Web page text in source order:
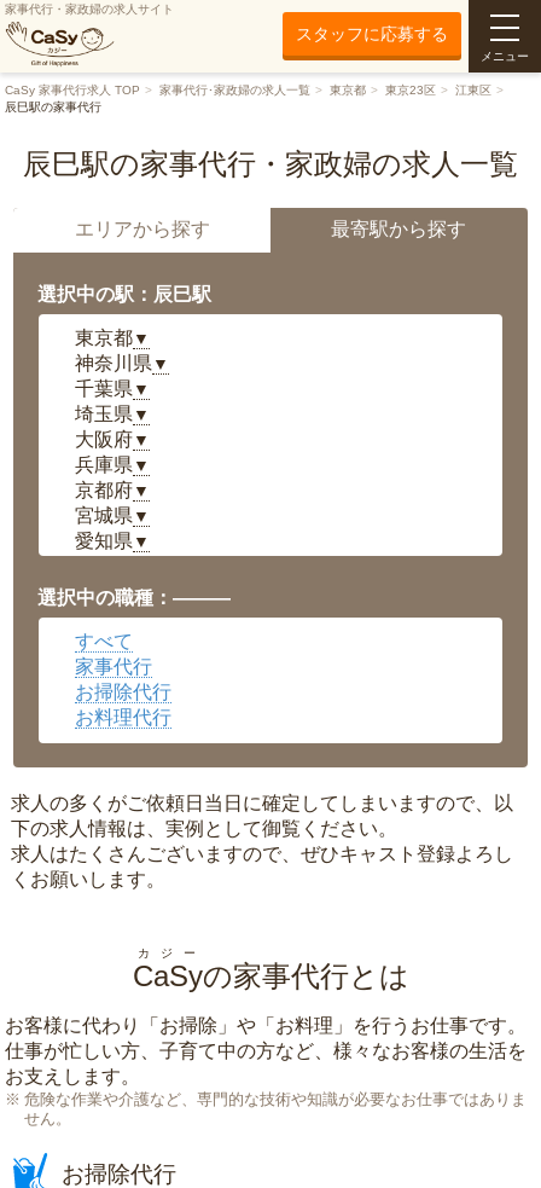
家事代行・家政婦の求人サイト
スタッフに応募する
メニュー
CaSy 家事代行求人 TOP 家事代行･家政婦の求人一覧 東京都 東京23区
江東区
辰巳駅の家事代行
辰巳駅の家事代行・家政婦の求人一覧
エリアから探す 最寄駅から探す
選択中の駅：辰巳駅
東京都▼
神奈川県 ▼
千葉県 ▼
埼玉県 ▼
大阪府▼
兵庫県 ▼
京都府▼
宮城県 ▼
愛知県 ▼
岡山県▼
広島県▼
沖縄県
選択中の職種：———
すべて
家事代行
お掃除代行
お料理代行
求人の多くがご依頼日当日に確定してしまいますので、以
下の求人情報は、実例として御覧ください。
求人はたくさんございますので、ぜひキャスト登録よろし
くお願いします。
CaSy
カジー
の家事代行とは
お客様に代わり「 お掃除 」や「 お料理 」を行うお仕事です。
仕事が忙しい方、子育て中の方など、様々なお客様の生活を
お支えします。
危険な作業や介護など、専門的な技術や知識が必要なお仕事ではありま
せん。
お掃除代行